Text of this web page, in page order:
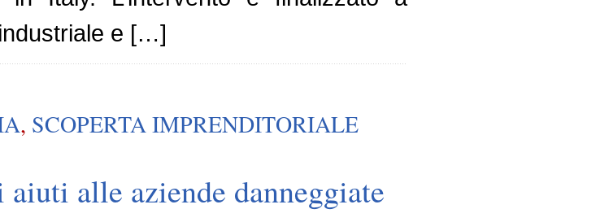
e […]
, SCOPERTA IMPRENDITORIALE
alle aziende danneggiate